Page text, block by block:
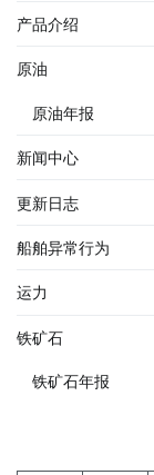
产品介绍
原油
原油年报
新闻中心
更新日志
船舶异常行为
运力
铁矿石
铁矿石年报